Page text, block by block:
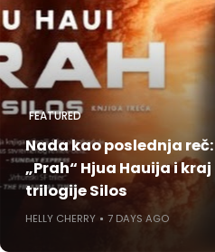
FEATURED
Nada kao poslednja reč:
„Prah“ Hjua Hauija i kraj
trilogije Silos
HELLY CHERRY 7 DAYS AGO